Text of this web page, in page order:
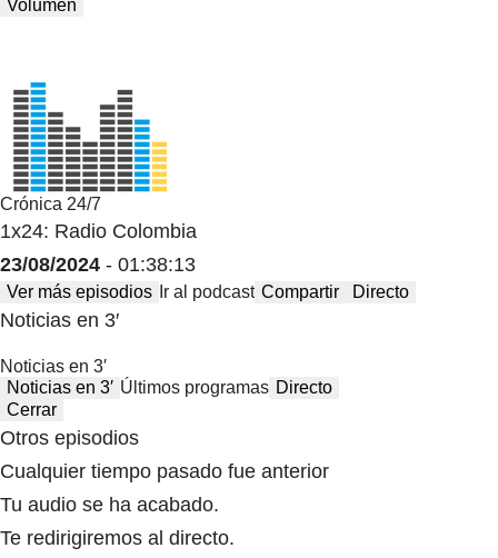
Volumen
Crónica 24/7
1x24: Radio Colombia
23/08/2024 - 01:38:13
Ver más episodios Ir al podcast Compartir Directo
Noticias en 3′
Noticias en 3′
Noticias en 3′ Últimos programas Directo
Cerrar
Otros episodios
Cualquier tiempo pasado fue anterior
Tu audio se ha acabado.
Te redirigiremos al directo.